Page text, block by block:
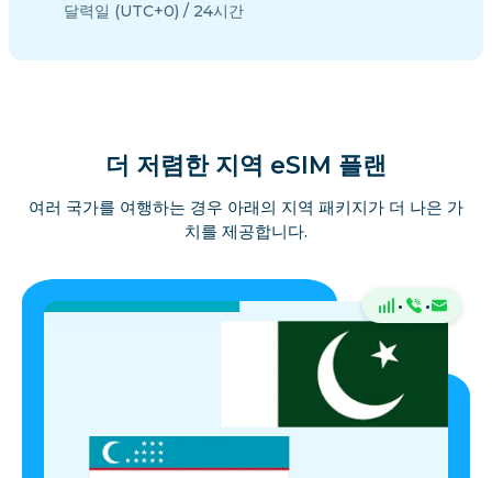
달력일 (UTC+0) / 24시간
더 저렴한 지역 eSIM 플랜
여러 국가를 여행하는 경우 아래의 지역 패키지가 더 나은 가
치를 제공합니다.
· ·